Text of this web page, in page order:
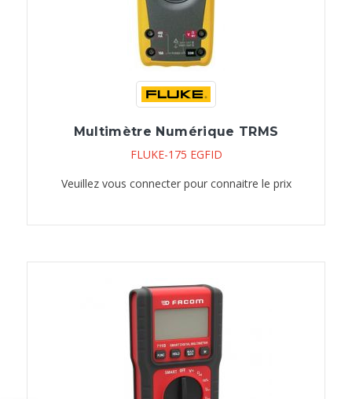
Multimètre Numérique TRMS
FLUKE-175 EGFID
Veuillez vous connecter pour connaitre le prix